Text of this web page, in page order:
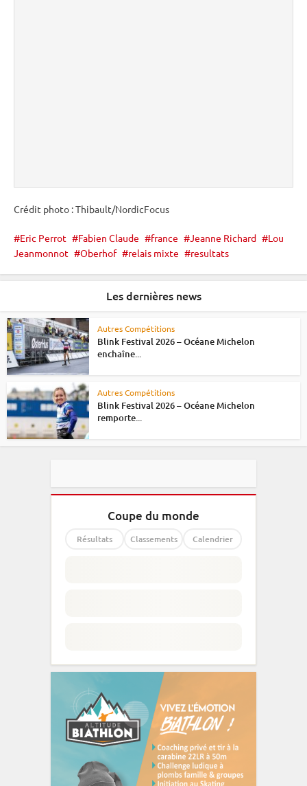
Crédit photo : Thibault/NordicFocus
Eric Perrot Fabien Claude france Jeanne Richard
Lou
Jeanmonnot
Oberhof relais mixte resultats
Les dernières news
Autres Compétitions
Blink Festival 2026 – Océane Michelon
enchaîne...
Autres Compétitions
Blink Festival 2026 – Océane Michelon
remporte...
Coupe du monde
Résultats Classements Calendrier